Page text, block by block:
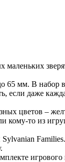
65 мм. В
даже
цветов –
кому-то из